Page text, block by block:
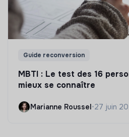
Guide reconversion
MBTI : Le test des 16
mieux se connaître
Marianne Roussel•27 juin